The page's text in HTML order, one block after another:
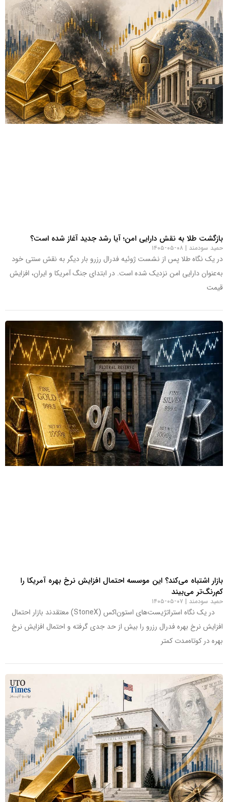
بازگشت طلا به نقش دارایی امن؛ آیا رشد جدید آغاز شده است؟
حمید سودمند ۰۸-۰۵-۱۴۰۵
در یک نگاه طلا پس از نشست ژوئیه فدرال رزرو بار دیگر به نقش سنتی خود
به‌عنوان دارایی امن نزدیک شده است. در ابتدای جنگ آمریکا و ایران، افزایش
قیمت
بازار اشتباه می‌کند؟ این موسسه احتمال افزایش نرخ بهره آمریکا را
کم‌رنگ‌تر می‌بیند
حمید سودمند ۰۷-۰۵-۱۴۰۵
در یک نگاه استراتژیست‌های استون‌اکس (StoneX) معتقدند بازار احتمال
افزایش نرخ بهره فدرال رزرو را بیش از حد جدی گرفته و احتمال افزایش نرخ
بهره در کوتاه‌مدت کمتر